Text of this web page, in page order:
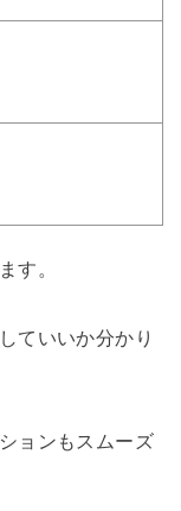
す。
ていいか分かり
ョンもスムーズ